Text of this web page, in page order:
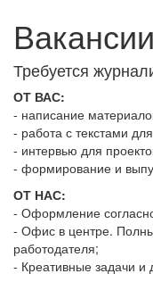
Требуется
ОТ ВАС:
- написание
- работа с текстами
- интервью для
- формирование и
ОТ НАС:
- Оформление
- Офис в центре.
работодателя;
- Креативные задачи и